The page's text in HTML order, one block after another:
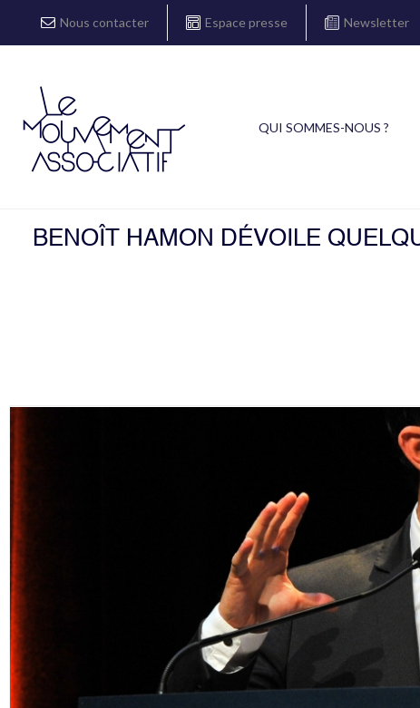
Nous contacter Espace presse Newsletter
QUI SOMMES-NOUS ?
BENOÎT HAMON DÉVOILE